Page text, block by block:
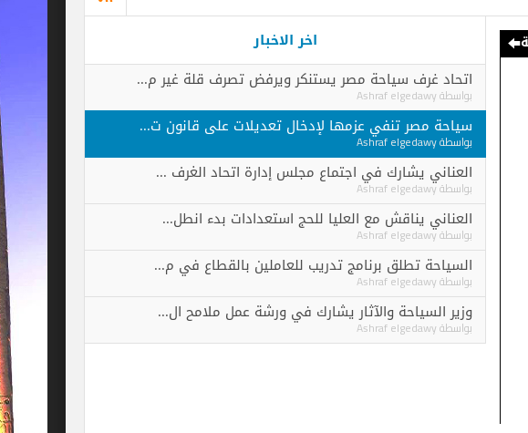
اخر الاخبار
اتحاد غرف سياحة مصر يستنكر ويرفض تصرف قلة غير م...
Ashraf elgedawy
سياحة مصر تنفي عزمها لإدخال تعديلات على قانون ت...
Ashraf elgedawy
العناني يشارك في اجتماع مجلس إدارة اتحاد الغرف ...
Ashraf elgedawy
العناني يناقش مع العليا للحج استعدادات بدء انطل...
Ashraf elgedawy
السياحة تطلق برنامج تدريب للعاملين بالقطاع في م...
Ashraf elgedawy
وزير السياحة والآثار يشارك في ورشة عمل ملامح ال...
Ashraf elgedawy